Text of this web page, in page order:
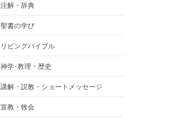
注解・辞典
聖書の学び
リビングバイブル
神学･教理・歴史
講解・説教・ショートメッセージ
宣教・牧会